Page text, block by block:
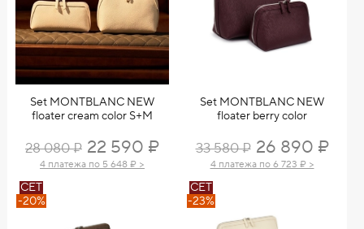
Set MONTBLANC NEW
floater cream color S+M
28 080 ₽ 22 590 ₽
4 платежа по 5 648 ₽ >
Set MONTBLANC NEW
floater berry color
33 580 ₽ 26 890 ₽
4 платежа по 6 723 ₽ >
СЕТ
-20%
СЕТ
-23%